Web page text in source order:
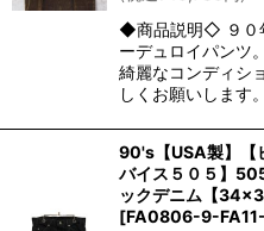
◆商品説明◇ ９０
ーデュロイパンツ
綺麗なコンディシ
しくお願いしま
90's【USA製】【
バイス５０５】
ックデニム【
[FA0806-9-